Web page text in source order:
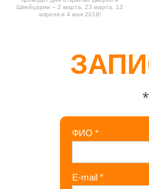
Швейцарии – 2 марта, 23 марта, 13
апреля и 4 мая 2019!
*
ФИО *
E-mail *